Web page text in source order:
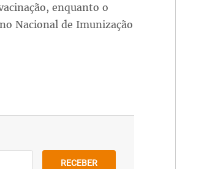
enquanto o
Nacional de Imunização
RECEBER